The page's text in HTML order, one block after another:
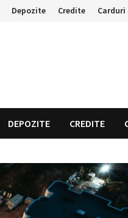
Depozite Credite Carduri
DEPOZITE CREDITE